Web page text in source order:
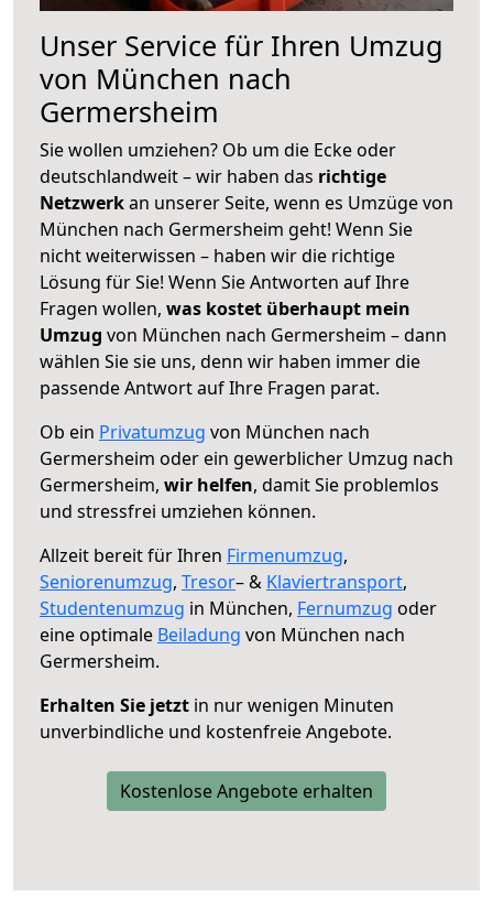
Unser Service für Ihren Umzug
von München nach
Germersheim
Sie wollen umziehen? Ob um die Ecke oder
deutschlandweit – wir haben das richtige
Netzwerkan unserer Seite, wenn es Umzüge von
München nach Germersheim geht! Wenn Sie
nicht weiterwissen – haben wir die richtige
Lösung für Sie! Wenn Sie Antworten auf Ihre
Fragen wollen, was kostet überhaupt mein
Umzug von München nach Germersheim – dann
wählen Sie sie uns, denn wir haben immer die
passende Antwort auf Ihre Fragen parat.
Ob ein Privatumzug von München nach
Germersheim oder ein gewerblicher Umzug nach
Germersheim, wir helfen, damit Sie problemlos
und stressfrei umziehen können.
Allzeit bereit für Ihren Firmenumzug,
Seniorenumzug, Tresor– & Klaviertransport,
Studentenumzug in München, Fernumzug oder
eine optimale Beiladung von München nach
Germersheim.
Erhalten Sie jetzt in nur wenigen Minuten
unverbindliche und kostenfreie Angebote.
Kostenlose Angebote erhalten